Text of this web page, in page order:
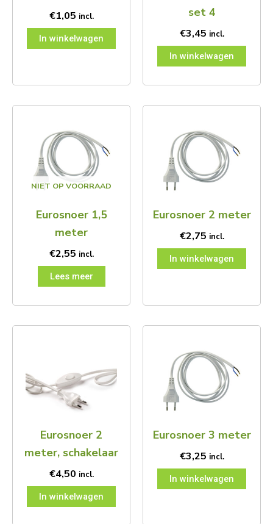
€1,05 incl.
In winkelwagen
set 4
€3,45 incl.
In winkelwagen
NIET OP VOORRAAD
Eurosnoer 1,5
meter
€2,55 incl.
Lees meer
Eurosnoer 2 meter
€2,75 incl.
In winkelwagen
Eurosnoer 2
meter, schakelaar
€4,50 incl.
In winkelwagen
Eurosnoer 3 meter
€3,25 incl.
In winkelwagen